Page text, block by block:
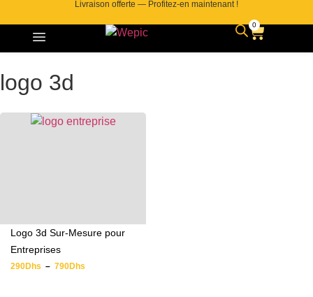
Livraison offerte — Profitez-en maintenant !
0
logo 3d
Logo 3d Sur-Mesure pour
Entreprises
290Dhs – 790Dhs